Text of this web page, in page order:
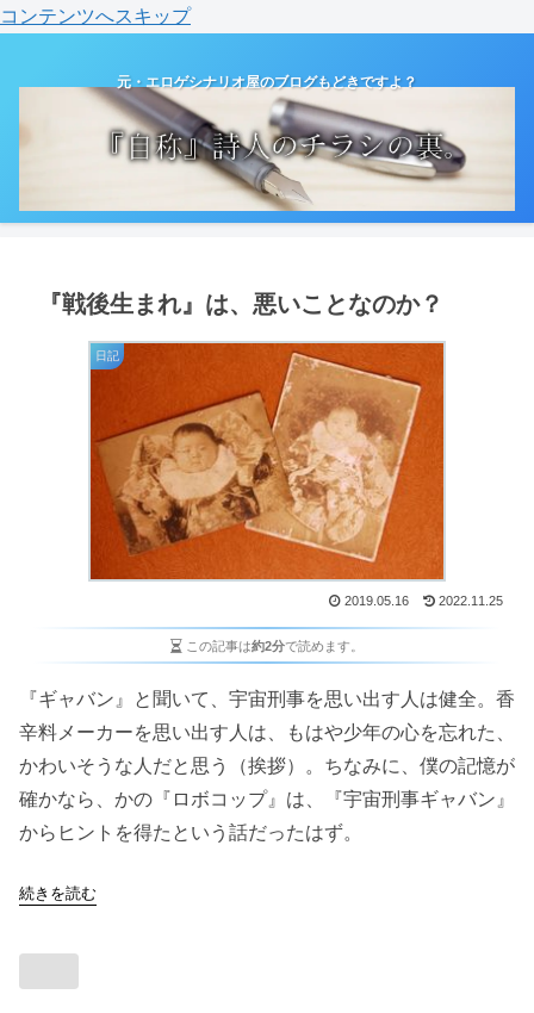
コンテンツへスキップ
元・エロゲシナリオ屋のブログもどきですよ？
『戦後生まれ』は、悪いことなのか？
日記
2019.05.16 2022.11.25
この記事は約2分で読めます。
『ギャバン』と聞いて、宇宙刑事を思い出す人は健全。香
辛料メーカーを思い出す人は、もはや少年の心を忘れた、
かわいそうな人だと思う（挨拶）。ちなみに、僕の記憶が
確かなら、かの『ロボコップ』は、『宇宙刑事ギャバン』
からヒントを得たという話だったはず。
続きを読む